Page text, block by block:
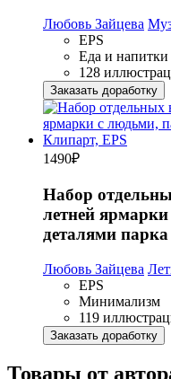
Любовь Зайцева
EPS
Еда и напитки
128
Заказать доработку
1490₽
Набор
летней
деталями парка
Любовь Зайцева
EPS
Минимализм
119
Заказать доработку
Товары от